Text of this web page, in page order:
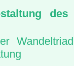
des